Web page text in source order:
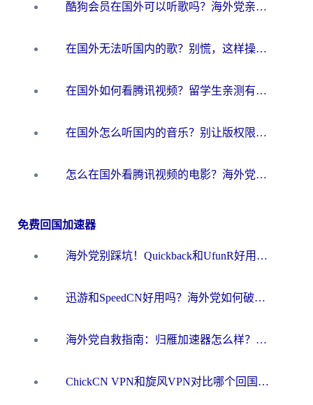
酷狗会员在国外可以听歌吗？海外党亲测有效：3步解决音乐权限难题
在国外无法听国内的歌？别慌，这样操作就能畅听QQ音乐（附亲测加速器推荐）
在国外如何看腾讯视频？留学生亲测有效的回国加速方案
在国外怎么听国内的音乐？别让版权限制断了你的华语歌单
怎么在国外看腾讯视频的电影？海外党亲测有效的回国加速指南
免费回国加速器
海外党别踩坑！Quickback和UfunR好用吗？选对回国加速器才能无缝刷国内资源
迅游和SpeedCN好用吗？海外党如何破解那道看不见的墙
海外党自救指南：归雁加速器怎么样？教你避开坑实现国内资源无缝访问
ChickCN VPN和旋风VPN对比哪个回国效果更好？海外用户的选择困境与出路